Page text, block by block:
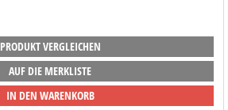
PRODUKT VERGLEICHEN
AUF DIE MERKLISTE
IN DEN WARENKORB